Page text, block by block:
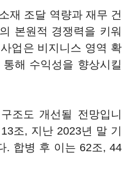
재 조달 역량과 재무 건
본원적 경쟁력을 키워
업은 비지니스 영역 확
해 수익성을 향상시킬
조도 개선될 전망입니
조, 지난 2023년 말 기
. 합병 후 이는 62조, 44